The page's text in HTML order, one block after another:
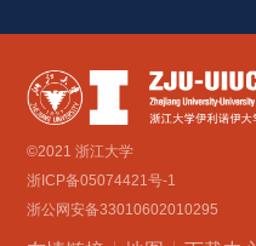
©2021 浙江大学
浙ICP备05074421号-1
浙公网安备33010602010295